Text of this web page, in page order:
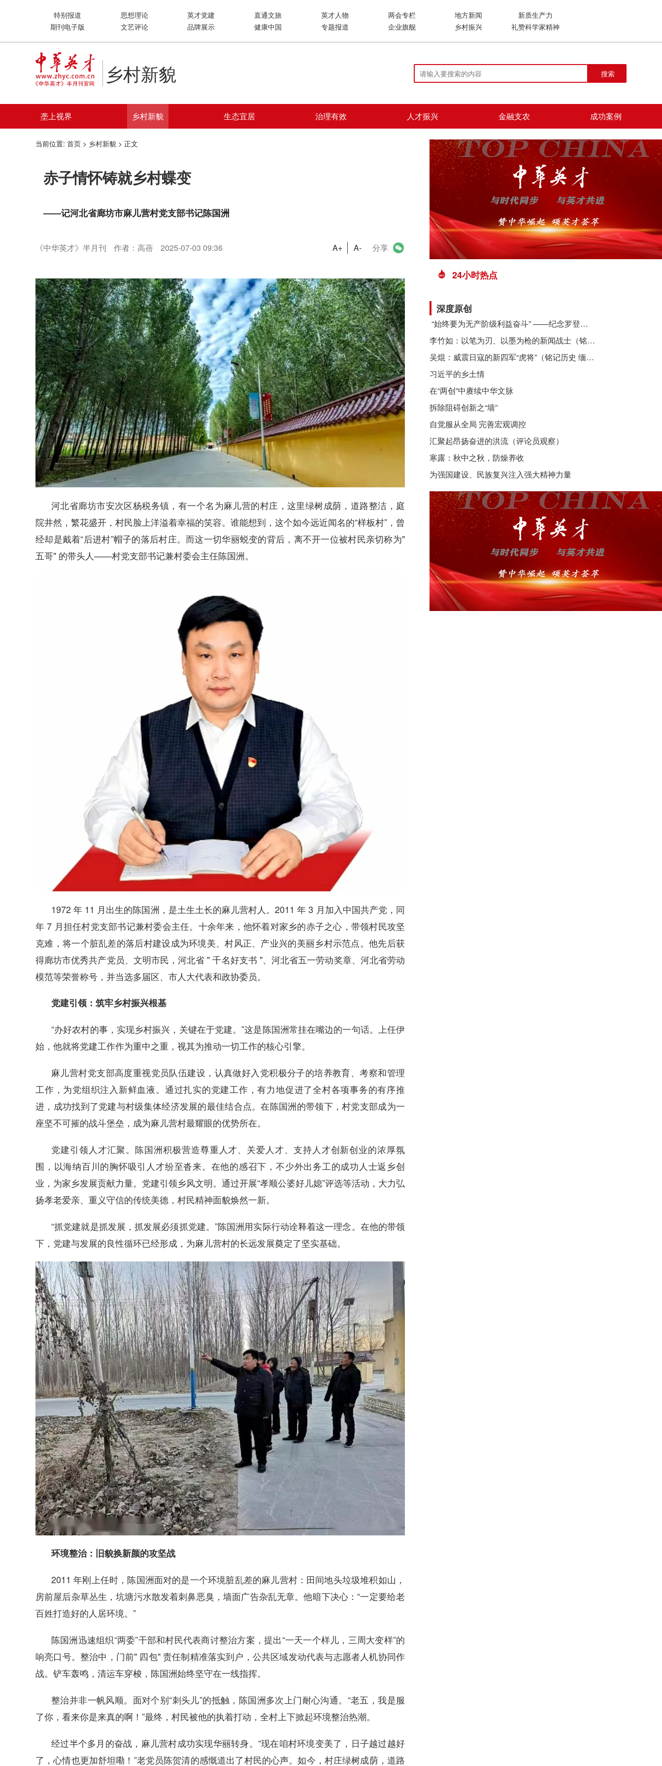
特别报道 思想理论 英才党建 直通文旅 英才人物 两会专栏 地方新闻
新质生产力
期刊电子版
文艺评论 品牌展示 健康中国 专题报道 企业旗舰 乡村振兴 礼赞科学家精神
乡村新貌 搜索
垄上视界 乡村新貌 生态宜居 治理有效 人才振兴 金融支农 成功案例
当前位置: 首页 > 乡村新貌 > 正文
赤子情怀铸就乡村蝶变
——记河北省廊坊市麻儿营村党支部书记陈国洲
《中华英才》半月刊 作者：高蓓 2025-07-03 09:36 A+ A- 分享
河北省廊坊市安次区杨税务镇，有一个名为麻儿营的村庄，这里绿树成荫，道路整洁，庭
院井然，繁花盛开，村民脸上洋溢着幸福的笑容。谁能想到，这个如今远近闻名的“样板村”，曾
经却是戴着“后进村”帽子的落后村庄。而这一切华丽蜕变的背后，离不开一位被村民亲切称为"
五哥" 的带头人——村党支部书记兼村委会主任陈国洲。
1972 年 11 月出生的陈国洲，是土生土长的麻儿营村人。2011 年 3 月加入中国共产党，同
年 7 月担任村党支部书记兼村委会主任。十余年来，他怀着对家乡的赤子之心，带领村民攻坚
克难，将一个脏乱差的落后村建设成为环境美、村风正、产业兴的美丽乡村示范点。他先后获
得廊坊市优秀共产党员、文明市民，河北省 " 千名好支书 "、河北省五一劳动奖章、河北省劳动
模范等荣誉称号，并当选多届区、市人大代表和政协委员。
党建引领：筑牢乡村振兴根基
“办好农村的事，实现乡村振兴，关键在于党建。”这是陈国洲常挂在嘴边的一句话。上任伊
始，他就将党建工作作为重中之重，视其为推动一切工作的核心引擎。
麻儿营村党支部高度重视党员队伍建设，认真做好入党积极分子的培养教育、考察和管理
工作，为党组织注入新鲜血液。通过扎实的党建工作，有力地促进了全村各项事务的有序推
进，成功找到了党建与村级集体经济发展的最佳结合点。在陈国洲的带领下，村党支部成为一
座坚不可摧的战斗堡垒，成为麻儿营村最耀眼的优势所在。
党建引领人才汇聚。陈国洲积极营造尊重人才、关爱人才、支持人才创新创业的浓厚氛
围，以海纳百川的胸怀吸引人才纷至沓来。在他的感召下，不少外出务工的成功人士返乡创
业，为家乡发展贡献力量。党建引领乡风文明。通过开展“孝顺公婆好儿媳”评选等活动，大力弘
扬孝老爱亲、重义守信的传统美德，村民精神面貌焕然一新。
“抓党建就是抓发展，抓发展必须抓党建。”陈国洲用实际行动诠释着这一理念。在他的带领
下，党建与发展的良性循环已经形成，为麻儿营村的长远发展奠定了坚实基础。
环境整治：旧貌换新颜的攻坚战
2011 年刚上任时，陈国洲面对的是一个环境脏乱差的麻儿营村：田间地头垃圾堆积如山，
房前屋后杂草丛生，坑塘污水散发着刺鼻恶臭，墙面广告杂乱无章。他暗下决心：“一定要给老
百姓打造好的人居环境。”
陈国洲迅速组织“两委”干部和村民代表商讨整治方案，提出“一天一个样儿，三周大变样”的
响亮口号。整治中，门前" 四包" 责任制精准落实到户，公共区域发动代表与志愿者人机协同作
战。铲车轰鸣，清运车穿梭，陈国洲始终坚守在一线指挥。
整治并非一帆风顺。面对个别“刺头儿”的抵触，陈国洲多次上门耐心沟通。“老五，我是服
了你，看来你是来真的啊！”最终，村民被他的执着打动，全村上下掀起环境整治热潮。
经过半个多月的奋战，麻儿营村成功实现华丽转身。“现在咱村环境变美了，日子越过越好
了，心情也更加舒坦嘞！”老党员陈贺清的感慨道出了村民的心声。如今，村庄绿树成荫，道路
24小时热点
深度原创
​ “始终要为无产阶级利益奋斗” ——纪念罗登贤同志诞辰120周年
李竹如：以笔为刃、以墨为枪的新闻战士（铭记历史 缅怀先烈·抗日英雄）
吴焜：威震日寇的新四军“虎将”（铭记历史 缅怀先烈·抗日英雄）
习近平的乡土情
在“两创”中赓续中华文脉
拆除阻碍创新之“墙”
自觉服从全局 完善宏观调控
汇聚起昂扬奋进的洪流（评论员观察）
寒露：秋中之秋，防燥养收
为强国建设、民族复兴注入强大精神力量